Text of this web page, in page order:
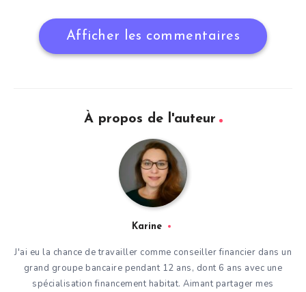
Afficher les commentaires
À propos de l'auteur
Karine
J'ai eu la chance de travailler comme conseiller financier dans un
grand groupe bancaire pendant 12 ans, dont 6 ans avec une
spécialisation financement habitat. Aimant partager mes